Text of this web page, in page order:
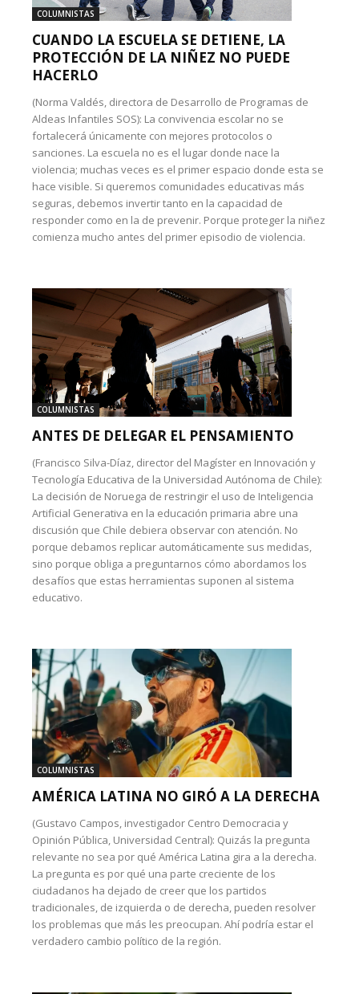
COLUMNISTAS
CUANDO LA ESCUELA SE DETIENE, LA
PROTECCIÓN DE LA NIÑEZ NO PUEDE
HACERLO
(Norma Valdés, directora de Desarrollo de Programas de
Aldeas Infantiles SOS): La convivencia escolar no se
fortalecerá únicamente con mejores protocolos o
sanciones. La escuela no es el lugar donde nace la
violencia; muchas veces es el primer espacio donde esta se
hace visible. Si queremos comunidades educativas más
seguras, debemos invertir tanto en la capacidad de
responder como en la de prevenir. Porque proteger la niñez
comienza mucho antes del primer episodio de violencia.
COLUMNISTAS
ANTES DE DELEGAR EL PENSAMIENTO
(Francisco Silva-Díaz, director del Magíster en Innovación y
Tecnología Educativa de la Universidad Autónoma de Chile):
La decisión de Noruega de restringir el uso de Inteligencia
Artificial Generativa en la educación primaria abre una
discusión que Chile debiera observar con atención. No
porque debamos replicar automáticamente sus medidas,
sino porque obliga a preguntarnos cómo abordamos los
desafíos que estas herramientas suponen al sistema
educativo.
COLUMNISTAS
AMÉRICA LATINA NO GIRÓ A LA DERECHA
(Gustavo Campos, investigador Centro Democracia y
Opinión Pública, Universidad Central): Quizás la pregunta
relevante no sea por qué América Latina gira a la derecha.
La pregunta es por qué una parte creciente de los
ciudadanos ha dejado de creer que los partidos
tradicionales, de izquierda o de derecha, pueden resolver
los problemas que más les preocupan. Ahí podría estar el
verdadero cambio político de la región.